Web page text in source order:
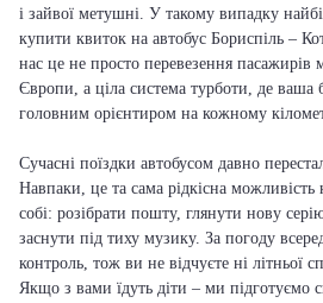
і зайвої метушні. У такому випадку
купити квиток на автобус Бориспіль –
нас це не просто перевезення пасажирів
Європи, а ціла система турботи, де ваша
головним орієнтиром на кожному
Сучасні поїздки автобусом давно
Навпаки, це та сама рідкісна можливість
собі: розібрати пошту, глянути нову
заснути під тиху музику. За погоду
контроль, тож ви не відчуєте ні літньої
Якщо з вами їдуть діти – ми підготуємо